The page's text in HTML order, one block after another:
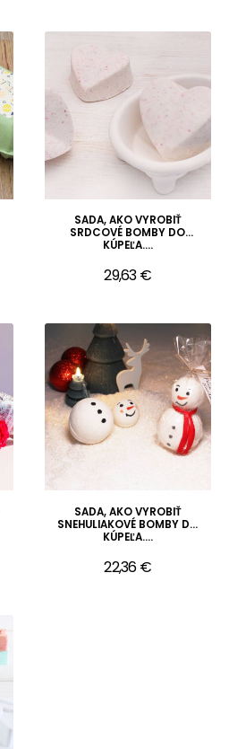
SADA, AKO VYROBIŤ
SRDCOVÉ BOMBY DO
KÚPEĽA....
29,63 €
SADA, AKO VYROBIŤ
SNEHULIAKOVÉ BOMBY DO
KÚPEĽA....
22,36 €